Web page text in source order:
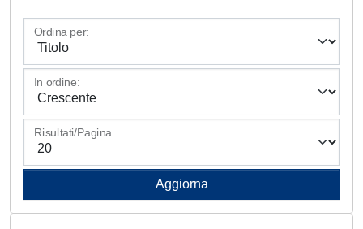
Ordina per:
In ordine:
Risultati/Pagina